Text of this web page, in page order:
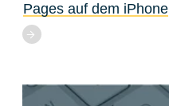
Pages auf dem iPhone